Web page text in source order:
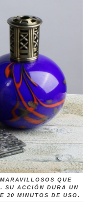
QUE
SU ACCIÓN DURA UN
30 MINUTOS DE USO.